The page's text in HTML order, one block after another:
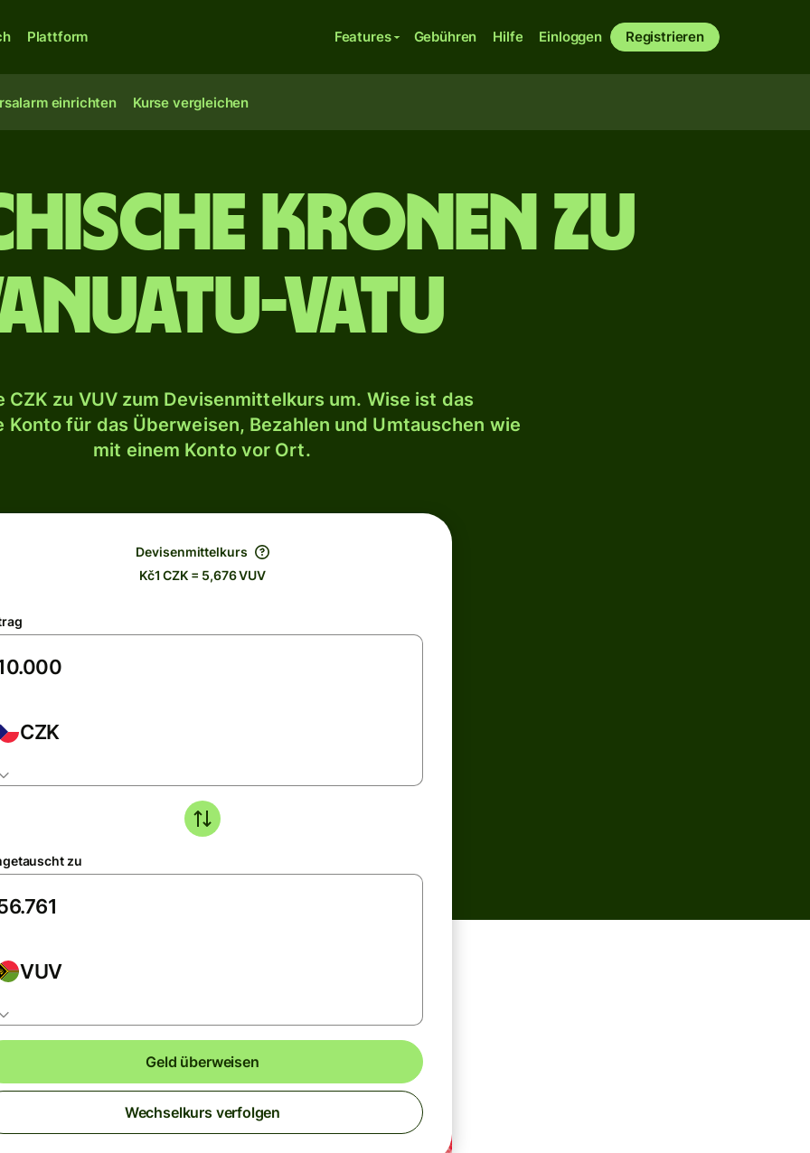
Plattform Features Gebühren Hilfe Einloggen Registrieren
einrichten Kurse vergleichen
Kronen zu
Vatu
CZK zu VUV zum Devisenmittelkurs um. Wise ist das
Konto für das Überweisen, Bezahlen und Umtauschen wie
mit einem Konto vor Ort.
Devisenmittelkurs
Kč1 CZK = 5,676 VUV
CZK
zu
VUV
Geld überweisen
Wechselkurs verfolgen